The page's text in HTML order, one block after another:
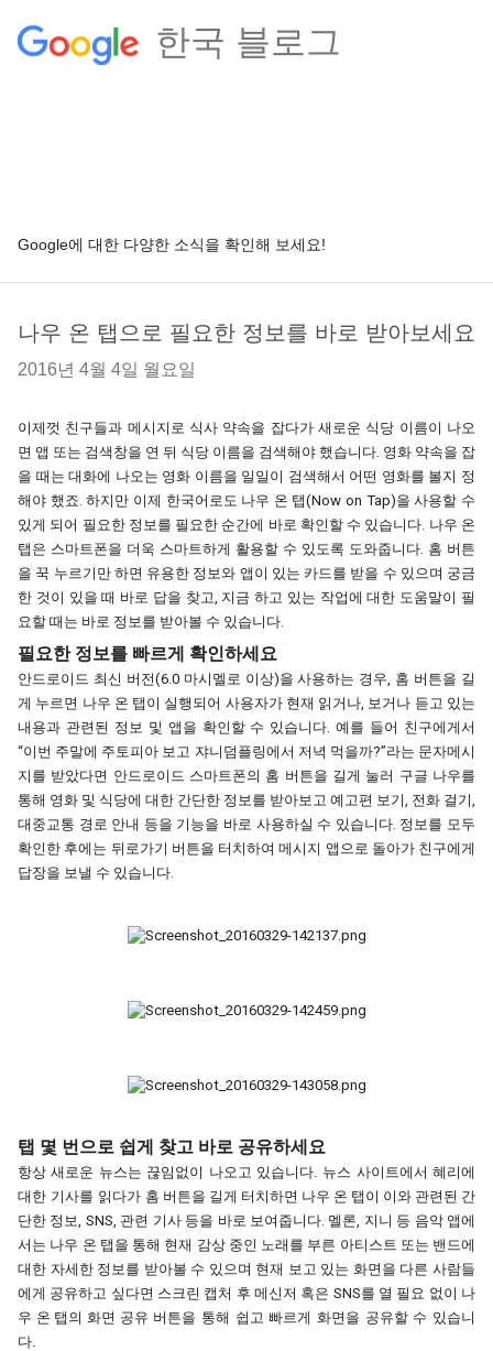
한국 블로그
Google에 대한 다양한 소식을 확인해 보세요!
나우 온 탭으로 필요한 정보를 바로 받아보세요
2016년 4월 4일 월요일
이제껏 친구들과 메시지로 식사 약속을 잡다가 새로운 식당 이름이 나오
면 앱 또는 검색창을 연 뒤 식당 이름을 검색해야 했습니다. 영화 약속을 잡
을 때는 대화에 나오는 영화 이름을 일일이 검색해서 어떤 영화를 볼지 정
해야 했죠. 하지만 이제 한국어로도 나우 온 탭(Now on Tap)을 사용할 수
있게 되어 필요한 정보를 필요한 순간에 바로 확인할 수 있습니다. 나우 온
탭은 스마트폰을 더욱 스마트하게 활용할 수 있도록 도와줍니다. 홈 버튼
을 꾹 누르기만 하면 유용한 정보와 앱이 있는 카드를 받을 수 있으며 궁금
한 것이 있을 때 바로 답을 찾고, 지금 하고 있는 작업에 대한 도움말이 필
요할 때는 바로 정보를 받아볼 수 있습니다.
필요한 정보를 빠르게 확인하세요
안드로이드 최신 버전(6.0 마시멜로 이상)을 사용하는 경우, 홈 버튼을 길
게 누르면 나우 온 탭이 실행되어 사용자가 현재 읽거나, 보거나 듣고 있는
내용과 관련된 정보 및 앱을 확인할 수 있습니다. 예를 들어 친구에게서
“이번 주말에 주토피아 보고 쟈니덤플링에서 저녁 먹을까?”라는 문자메시
지를 받았다면 안드로이드 스마트폰의 홈 버튼을 길게 눌러 구글 나우를
통해 영화 및 식당에 대한 간단한 정보를 받아보고 예고편 보기, 전화 걸기,
대중교통 경로 안내 등을 기능을 바로 사용하실 수 있습니다. 정보를 모두
확인한 후에는 뒤로가기 버튼을 터치하여 메시지 앱으로 돌아가 친구에게
답장을 보낼 수 있습니다.
탭 몇 번으로 쉽게 찾고 바로 공유하세요
항상 새로운 뉴스는 끊임없이 나오고 있습니다. 뉴스 사이트에서 혜리에
대한 기사를 읽다가 홈 버튼을 길게 터치하면 나우 온 탭이 이와 관련된 간
단한 정보, SNS, 관련 기사 등을 바로 보여줍니다. 멜론, 지니 등 음악 앱에
서는 나우 온 탭을 통해 현재 감상 중인 노래를 부른 아티스트 또는 밴드에
대한 자세한 정보를 받아볼 수 있으며 현재 보고 있는 화면을 다른 사람들
에게 공유하고 싶다면 스크린 캡처 후 메신저 혹은 SNS를 열 필요 없이 나
우 온 탭의 화면 공유 버튼을 통해 쉽고 빠르게 화면을 공유할 수 있습니
다.